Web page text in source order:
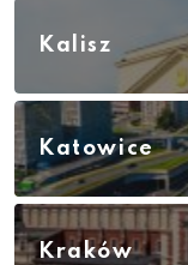
Kalisz
Katowice
Kraków